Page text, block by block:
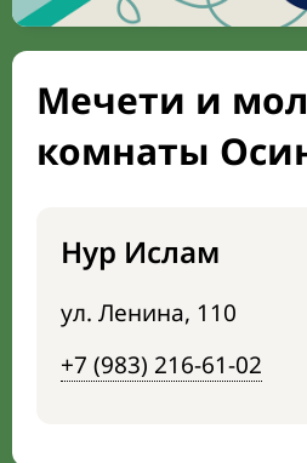
Мечети и
комнаты
Нур Ислам
ул. Ленина, 110
+7 (983) 216-61-02